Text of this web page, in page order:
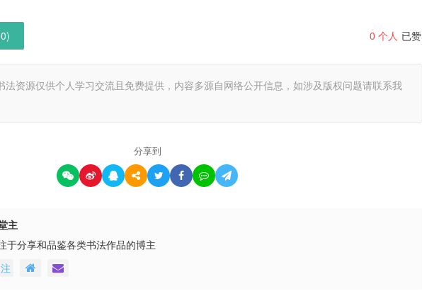
0 个人 已赞
0)
法资源仅供个人学习交流且免费提供，内容多源自网络公开信息，如涉及版权问题请联系我
分享到
主
于分享和品鉴各类书法作品的博主